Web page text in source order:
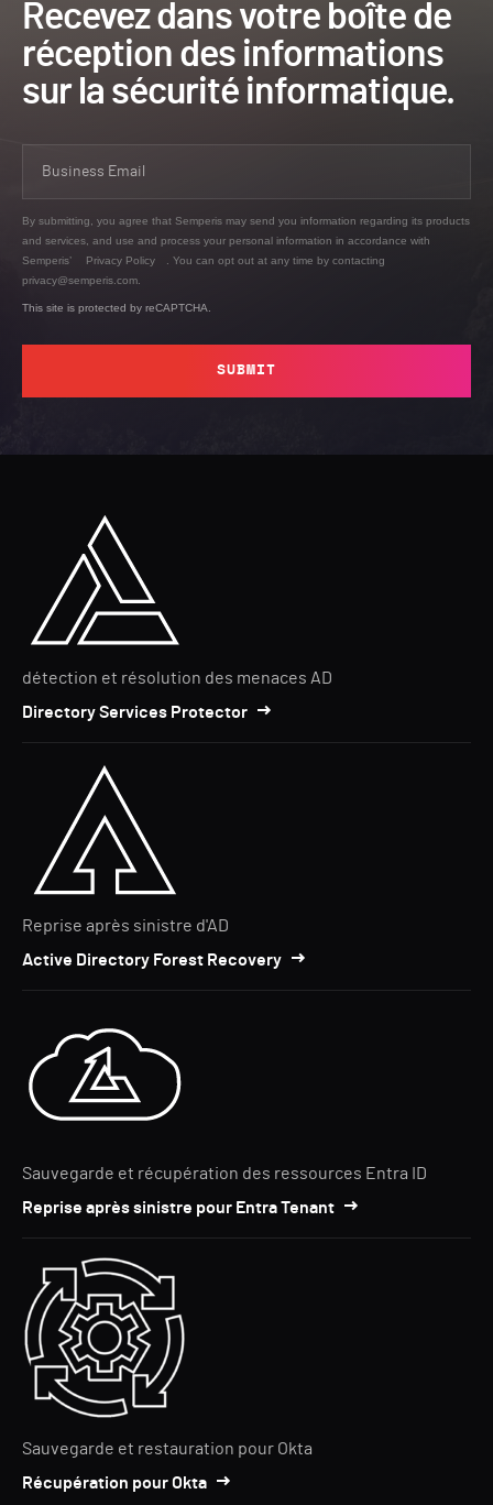
Recevez dans votre boîte de
réception des informations
sur la sécurité informatique.
By submitting, you agree that Semperis may send you information regarding its products
and services, and use and process your personal information in accordance with
Semperis’
Privacy Policy
. You can opt out at any time by contacting
privacy@semperis.com.
This site is protected by reCAPTCHA.
SUBMIT
détection et résolution des menaces AD
Directory Services Protector
Reprise après sinistre d'AD
Active Directory Forest Recovery
Sauvegarde et récupération des ressources Entra ID
Reprise après sinistre pour Entra Tenant
Sauvegarde et restauration pour Okta
Récupération pour Okta